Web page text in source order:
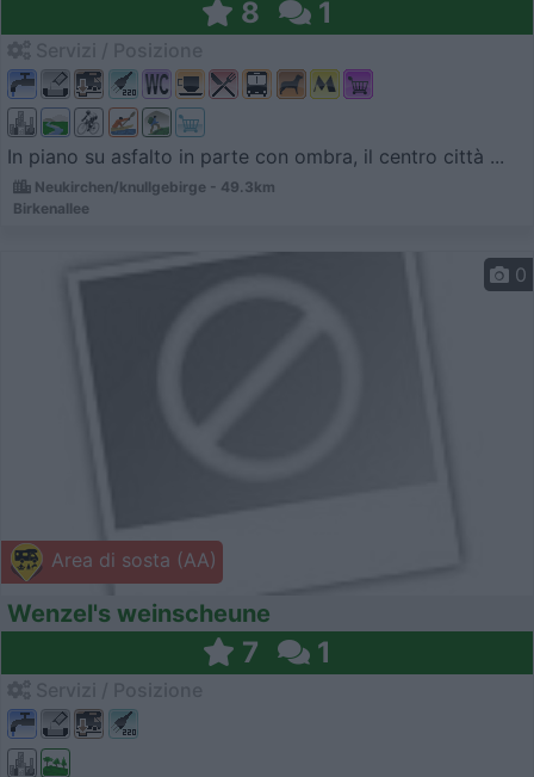
8 1
In piano su asfalto in parte con ombra, il centro città ...
Neukirchen/knullgebirge - 49.3km
Birkenallee
Area di sosta (AA)
0
Wenzel's weinscheune
7 1